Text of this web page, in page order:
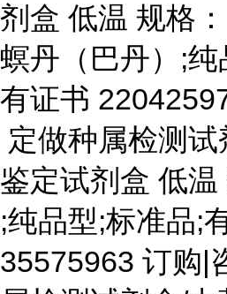
剂盒 低温 规格
螟丹（巴丹） ;纯
有证书
定做种属检测
鉴定试剂盒 低
;纯品型;标准品;
35575963 订购|